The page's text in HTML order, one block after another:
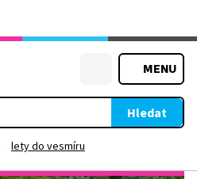
MENU
Hledat
lety do vesmíru